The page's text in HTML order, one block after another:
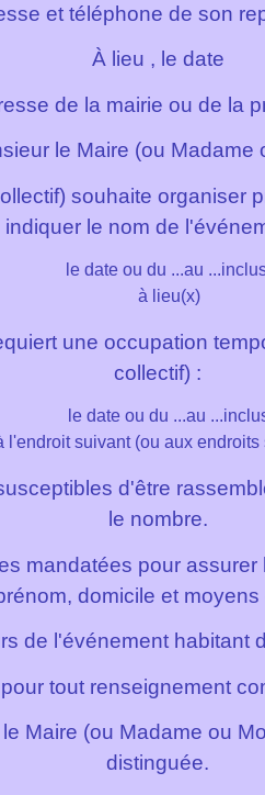
et téléphone de son
À lieu , le date
de la mairie ou de la
le Maire (ou Madame
souhaite organiser
indiquer le nom de
le date ou du ...au ...
à lieu(x)
une occupation
collectif) :
le date ou du ...au
l'endroit suivant (ou aux endroits
d'être
le nombre.
mandatées pour
domicile et
de l'événement habitant
tout renseignement
Maire (ou Madame ou
distinguée.